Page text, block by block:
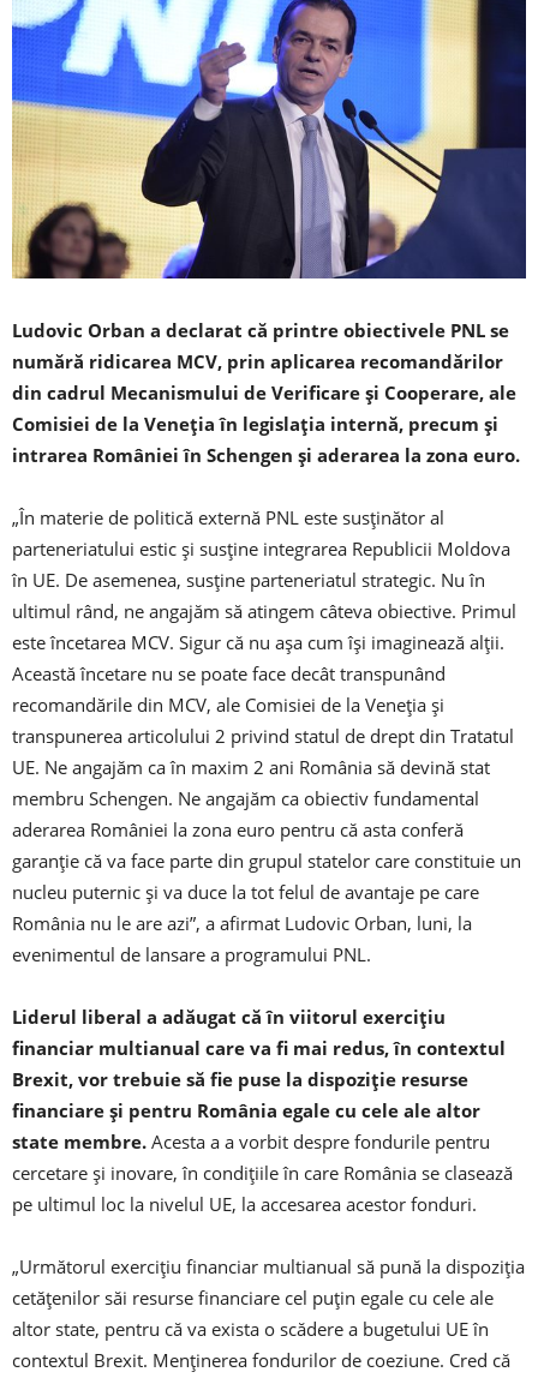
Ludovic Orban a declarat că printre obiectivele PNL se
numără ridicarea MCV, prin aplicarea recomandărilor
din cadrul Mecanismului de Verificare şi Cooperare, ale
Comisiei de la Veneţia în legislaţia internă, precum şi
intrarea României în Schengen şi aderarea la zona euro.
„În materie de politică externă PNL este susţinător al
parteneriatului estic şi susţine integrarea Republicii Moldova
în UE. De asemenea, susţine parteneriatul strategic. Nu în
ultimul rând, ne angajăm să atingem câteva obiective. Primul
este încetarea MCV. Sigur că nu aşa cum îşi imaginează alţii.
Această încetare nu se poate face decât transpunând
recomandările din MCV, ale Comisiei de la Veneţia şi
transpunerea articolului 2 privind statul de drept din Tratatul
UE. Ne angajăm ca în maxim 2 ani România să devină stat
membru Schengen. Ne angajăm ca obiectiv fundamental
aderarea României la zona euro pentru că asta conferă
garanţie că va face parte din grupul statelor care constituie un
nucleu puternic şi va duce la tot felul de avantaje pe care
România nu le are azi”, a afirmat Ludovic Orban, luni, la
evenimentul de lansare a programului PNL.
Liderul liberal a adăugat că în viitorul exerciţiu
financiar multianual care va fi mai redus, în contextul
Brexit, vor trebuie să fie puse la dispoziţie resurse
financiare şi pentru România egale cu cele ale altor
state membre. Acesta a a vorbit despre fondurile pentru
cercetare şi inovare, în condiţiile în care România se clasează
pe ultimul loc la nivelul UE, la accesarea acestor fonduri.
„Următorul exerciţiu financiar multianual să pună la dispoziţia
cetăţenilor săi resurse financiare cel puţin egale cu cele ale
altor state, pentru că va exista o scădere a bugetului UE în
contextul Brexit. Menţinerea fondurilor de coeziune. Cred că